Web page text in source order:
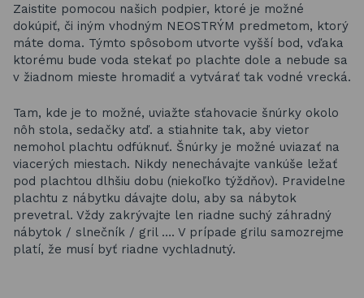
Zaistite pomocou našich podpier, ktoré je možné
dokúpiť, či iným vhodným NEOSTRÝM predmetom, ktorý
máte doma. Týmto spôsobom utvorte vyšší bod, vďaka
ktorému bude voda stekať po plachte dole a nebude sa
v žiadnom mieste hromadiť a vytvárať tak vodné vrecká.
Tam, kde je to možné, uviažte sťahovacie šnúrky okolo
nôh stola, sedačky atď. a stiahnite tak, aby vietor
nemohol plachtu odfúknuť. Šnúrky je možné uviazať na
viacerých miestach. Nikdy nenechávajte vankúše ležať
pod plachtou dlhšiu dobu (niekoľko týždňov). Pravidelne
plachtu z nábytku dávajte dolu, aby sa nábytok
prevetral. Vždy zakrývajte len riadne suchý záhradný
nábytok / slnečník / gril …. V prípade grilu samozrejme
platí, že musí byť riadne vychladnutý.